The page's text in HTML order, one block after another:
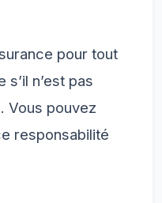
pour tout
n’est pas
Vous pouvez
responsabilité